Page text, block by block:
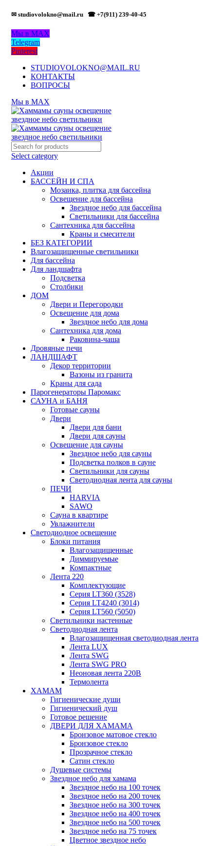
✉ studiovolokno@mail.ru ☎ +7(911) 239-40-45
Мы в MAX
Telegram
Pinterest
STUDIOVOLOKNO@MAIL.RU
КОНТАКТЫ
ВОПРОСЫ
Мы в MAX
Select category
Акции
БАССЕЙН И СПА
Мозаика, плитка для бассейна
Освещение для бассейна
Звездное небо для бассейна
Светильники для бассейна
Сантехника для бассейна
Краны и смесители
БЕЗ КАТЕГОРИИ
Влагозащищенные светильники
Для бассейна
Для ландшафта
Подсветка
Столбики
ДОМ
Двери и Перегородки
Освещение для дома
Звездное небо для дома
Сантехника для дома
Раковина-чаша
Дровяные печи
ЛАНДШАФТ
Декор территории
Вазоны из гранита
Краны для сада
Парогенераторы Паромакс
САУНА и БАНЯ
Готовые сауны
Двери
Двери для бани
Двери для сауны
Освещение для сауны
Звездное небо для сауны
Подсветка полков в сауне
Светильники для сауны
Светодиодная лента для сауны
ПЕЧИ
HARVIA
SAWO
Сауна в квартире
Увлажнители
Светодиодное освещение
Блоки питания
Влагозащищенные
Диммируемые
Компактные
Лента 220
Комплектующие
Серия LT360 (3528)
Серия LT4240 (3014)
Серия LT560 (5050)
Светильники настенные
Светодиодная лента
Влагозащищенная светодиодная лента
Лента LUX
Лента SWG
Лента SWG PRO
Неоновая лента 220В
Термолента
ХАМАМ
Гигиенические души
Гигиенический душ
Готовое решение
ДВЕРИ ДЛЯ ХАМАМА
Бронзовое матовое стекло
Бронзовое стекло
Прозрачное стекло
Сатин стекло
Душевые системы
Звездное небо для хамама
Звездное небо на 100 точек
Звездное небо на 200 точек
Звездное небо на 300 точек
Звездное небо на 400 точек
Звездное небо на 500 точек
Звездное небо на 75 точек
Цветное звездное небо